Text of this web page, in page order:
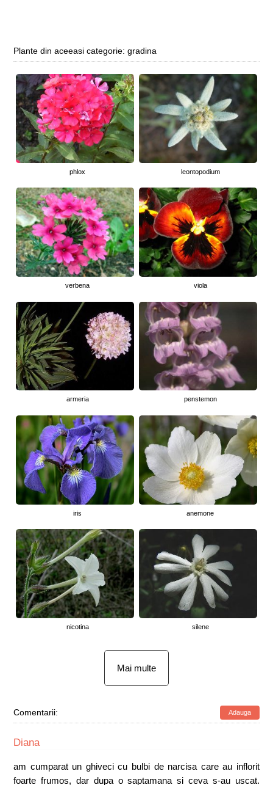
Plante din aceeasi categorie: gradina
phlox leontopodium
verbena viola
armeria penstemon
iris anemone
nicotina silene
Mai multe
Comentarii: Adauga
Diana
am cumparat un ghiveci cu bulbi de narcisa care au inflorit
foarte frumos, dar dupa o saptamana si ceva s-au uscat.